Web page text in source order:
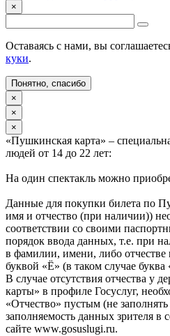
×
Оставаясь с нами, вы
куки.
Понятно, спасибо
×
×
×
«Пушкинская карта» –
людей от 14 до 22 лет:
На один спектакль можно
Данные для покупки билета по
имя и отчество (при наличии))
соответствии со своими
порядок ввода данных, т.е. при
в фамилии, имени, либо отчестве
буквой «Ё» (в таком случае
В случае отсутствия отчества у
карты» в профиле Госуслуг,
«Отчество» пустым (не
заполняемость данных зрителя в
сайте www.gosuslugi.ru.